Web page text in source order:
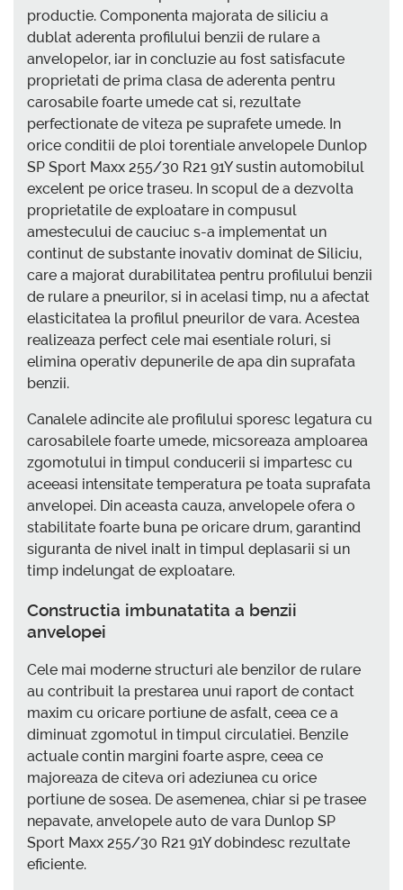
productie. Componenta majorata de siliciu a
dublat aderenta profilului benzii de rulare a
anvelopelor, iar in concluzie au fost satisfacute
proprietati de prima clasa de aderenta pentru
carosabile foarte umede cat si, rezultate
perfectionate de viteza pe suprafete umede. In
orice conditii de ploi torentiale anvelopele Dunlop
SP Sport Maxx 255/30 R21 91Y sustin automobilul
excelent pe orice traseu. In scopul de a dezvolta
proprietatile de exploatare in compusul
amestecului de cauciuc s-a implementat un
continut de substante inovativ dominat de Siliciu,
care a majorat durabilitatea pentru profilului benzii
de rulare a pneurilor, si in acelasi timp, nu a afectat
elasticitatea la profilul pneurilor de vara. Acestea
realizeaza perfect cele mai esentiale roluri, si
elimina operativ depunerile de apa din suprafata
benzii.
Canalele adincite ale profilului sporesc legatura cu
carosabilele foarte umede, micsoreaza amploarea
zgomotului in timpul conducerii si impartesc cu
aceeasi intensitate temperatura pe toata suprafata
anvelopei. Din aceasta cauza, anvelopele ofera o
stabilitate foarte buna pe oricare drum, garantind
siguranta de nivel inalt in timpul deplasarii si un
timp indelungat de exploatare.
Constructia imbunatatita a benzii
anvelopei
Cele mai moderne structuri ale benzilor de rulare
au contribuit la prestarea unui raport de contact
maxim cu oricare portiune de asfalt, ceea ce a
diminuat zgomotul in timpul circulatiei. Benzile
actuale contin margini foarte aspre, ceea ce
majoreaza de citeva ori adeziunea cu orice
portiune de sosea. De asemenea, chiar si pe trasee
nepavate, anvelopele auto de vara Dunlop SP
Sport Maxx 255/30 R21 91Y dobindesc rezultate
eficiente.